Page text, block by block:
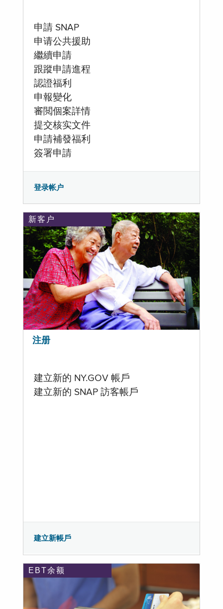
申請 SNAP
申请公共援助
繼續申請
跟蹤申請進程
認證福利
申報變化
審閲個案詳情
提交核实文件
申請補發福利
簽署申請
登录帐户
新客户
注册
建立新的 NY.GOV 帳戶
建立新的 SNAP 訪客帳戶
建立新帳戶
EBT余额